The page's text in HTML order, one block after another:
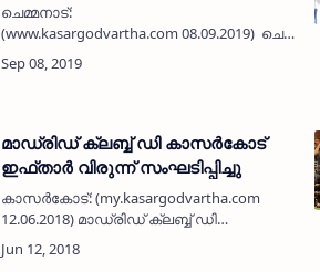
ചെമ്മനാട്:
(www.kasargodvartha.com 08.09.2019) ചെമ്മനാട്
ജമാഅത്ത് ഹയര്‍സെക്കന്‍ഡറി സ്‌കൂള്‍
ത്രിദിന എസ് പി സി ക്യാമ്പ് സംഘടിപ്പിച്ചു.
മാഡ്രിഡ് ക്ലബ്ബ് ഡി കാസര്‍കോട്
ഇഫ്താര്‍ വിരുന്ന് സംഘടിപ്പിച്ചു
കാസര്‍കോട്: (my.kasargodvartha.com
12.06.2018) മാഡ്രിഡ് ക്ലബ്ബ് ഡി
കാസര്‍കോടിന്റെ നേതൃത്വത്തില്‍
കാസര്‍കോട്ട് ഇഫ്താര്‍ വിരുന്ന്